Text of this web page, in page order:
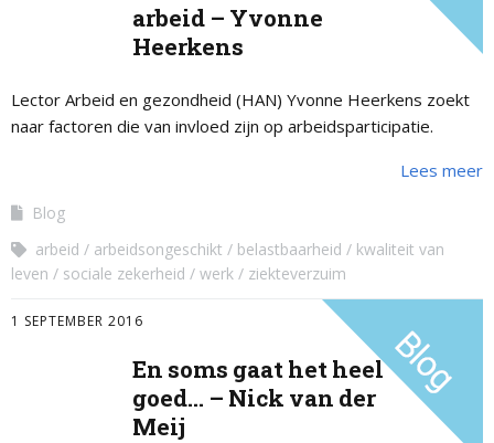
arbeid – Yvonne
Heerkens
Lector Arbeid en gezondheid (HAN) Yvonne Heerkens zoekt
naar factoren die van invloed zijn op arbeidsparticipatie.
Lees meer
Blog
arbeid
arbeidsongeschikt belastbaarheid
kwaliteit van
leven
sociale zekerheid werk ziekteverzuim
1 SEPTEMBER 2016
En soms gaat het heel
goed… – Nick van der
Meij